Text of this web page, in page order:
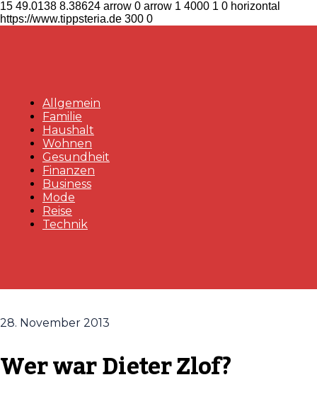
15 49.0138 8.38624 arrow 0 arrow 1 4000 1 0 horizontal
https://www.tippsteria.de 300 0
Allgemein
Familie
Haushalt
Wohnen
Gesundheit
Finanzen
Business
Mode
Reise
Technik
28. November 2013
Wer war Dieter Zlof?